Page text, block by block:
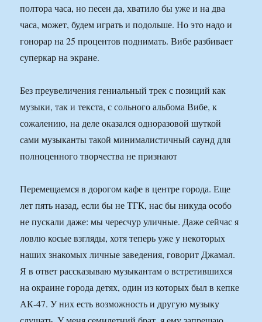
полтора часа, но песен да, хватило бы уже и на два
часа, может, будем играть и подольше. Но это надо и
гонорар на 25 процентов поднимать. Вибе разбивает
суперкар на экране.
Без преувеличения гениальный трек с позиций как
музыки, так и текста, с сольного альбома Вибе, к
сожалению, на деле оказался одноразовой шуткой
сами музыканты такой минималистичный саунд для
полноценного творчества не признают
Перемещаемся в дорогом кафе в центре города. Еще
лет пять назад, если бы не ТГК, нас бы никуда особо
не пускали даже: мы чересчур уличные. Даже сейчас я
ловлю косые взгляды, хотя теперь уже у некоторых
наших знакомых личные заведения, говорит Джамал.
Я в ответ рассказываю музыкантам о встретившихся
на окраине города детях, один из которых был в кепке
АК-47. У них есть возможность и другую музыку